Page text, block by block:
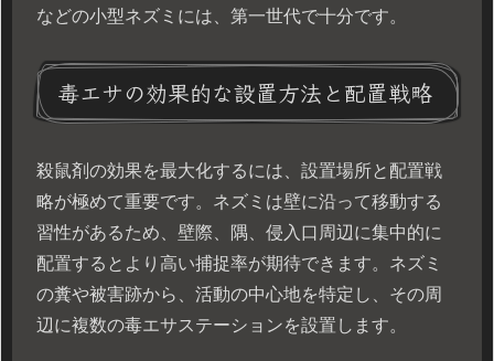
などの小型ネズミには、第一世代で十分です。
毒エサの効果的な設置方法と配置戦略
殺鼠剤の効果を最大化するには、設置場所と配置戦
略が極めて重要です。ネズミは壁に沿って移動する
習性があるため、壁際、隅、侵入口周辺に集中的に
配置するとより高い捕捉率が期待できます。ネズミ
の糞や被害跡から、活動の中心地を特定し、その周
辺に複数の毒エサステーションを設置します。